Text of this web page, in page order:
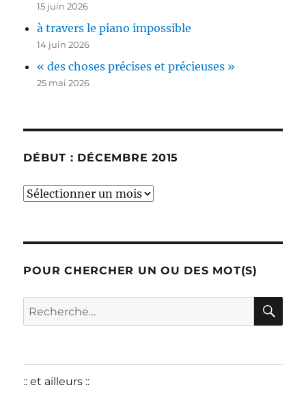
15 juin 2026
à travers le piano impossible
14 juin 2026
« des choses précises et précieuses »
25 mai 2026
DÉBUT : DÉCEMBRE 2015
début
POUR CHERCHER UN OU DES MOT(S)
Recherche
pour :
:: et ailleurs ::